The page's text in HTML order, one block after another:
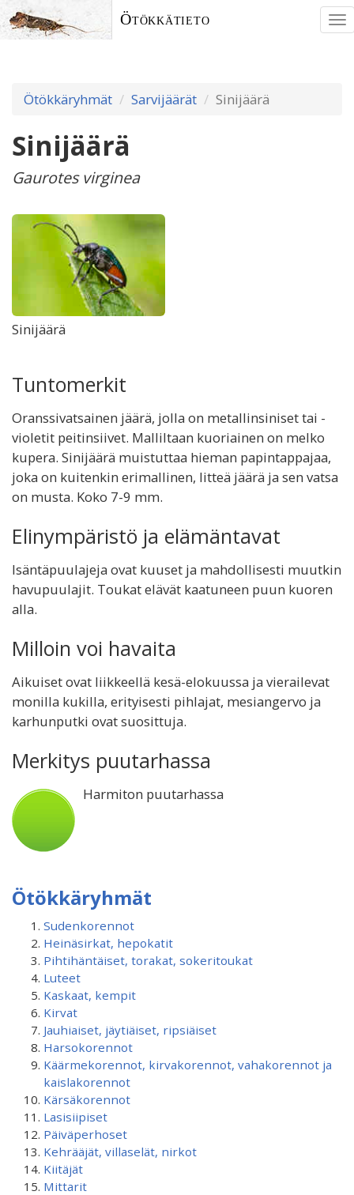
Ötökkätieto
Ötökkäryhmät Sarvijäärät Sinijäärä
Sinijäärä
Gaurotes virginea
Sinijäärä
Tuntomerkit
Oranssivatsainen jäärä, jolla on metallinsiniset tai -
violetit peitinsiivet. Malliltaan kuoriainen on melko
kupera. Sinijäärä muistuttaa hieman papintappajaa,
joka on kuitenkin erimallinen, litteä jäärä ja sen vatsa
on musta. Koko 7-9 mm.
Elinympäristö ja elämäntavat
Isäntäpuulajeja ovat kuuset ja mahdollisesti muutkin
havupuulajit. Toukat elävät kaatuneen puun kuoren
alla.
Milloin voi havaita
Aikuiset ovat liikkeellä kesä-elokuussa ja vierailevat
monilla kukilla, erityisesti pihlajat, mesiangervo ja
karhunputki ovat suosittuja.
Merkitys puutarhassa
Harmiton puutarhassa
Ötökkäryhmät
Sudenkorennot
Heinäsirkat, hepokatit
Pihtihäntäiset, torakat, sokeritoukat
Luteet
Kaskaat, kempit
Kirvat
Jauhiaiset, jäytiäiset, ripsiäiset
Harsokorennot
Käärmekorennot, kirvakorennot, vahakorennot ja
kaislakorennot
Kärsäkorennot
Lasisiipiset
Päiväperhoset
Kehrääjät, villaselät, nirkot
Kiitäjät
Mittarit